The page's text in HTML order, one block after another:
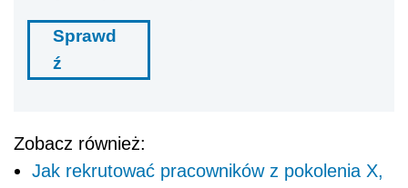
Sprawd
ź
Zobacz również:
Jak rekrutować pracowników z pokolenia X,